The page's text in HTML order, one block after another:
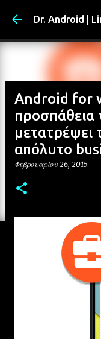
Dr. Android |
Android for
προσπάθεια
μετατρέψει
απόλυτο
Φεβρουαρίου 26, 2015